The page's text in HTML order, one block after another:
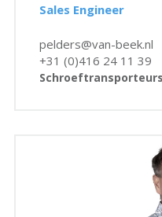
Sales Engineer
pelders@van-beek.nl
+31 (0)416 24 11 39